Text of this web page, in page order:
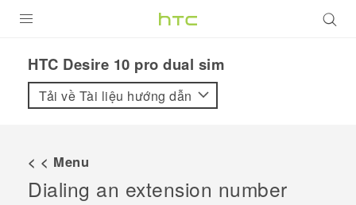
VIVE
VIVERSE
HTC Desire 10 pro dual sim‎
Tải về Tài liệu hướng dẫn
< < Menu
Dialing an extension number